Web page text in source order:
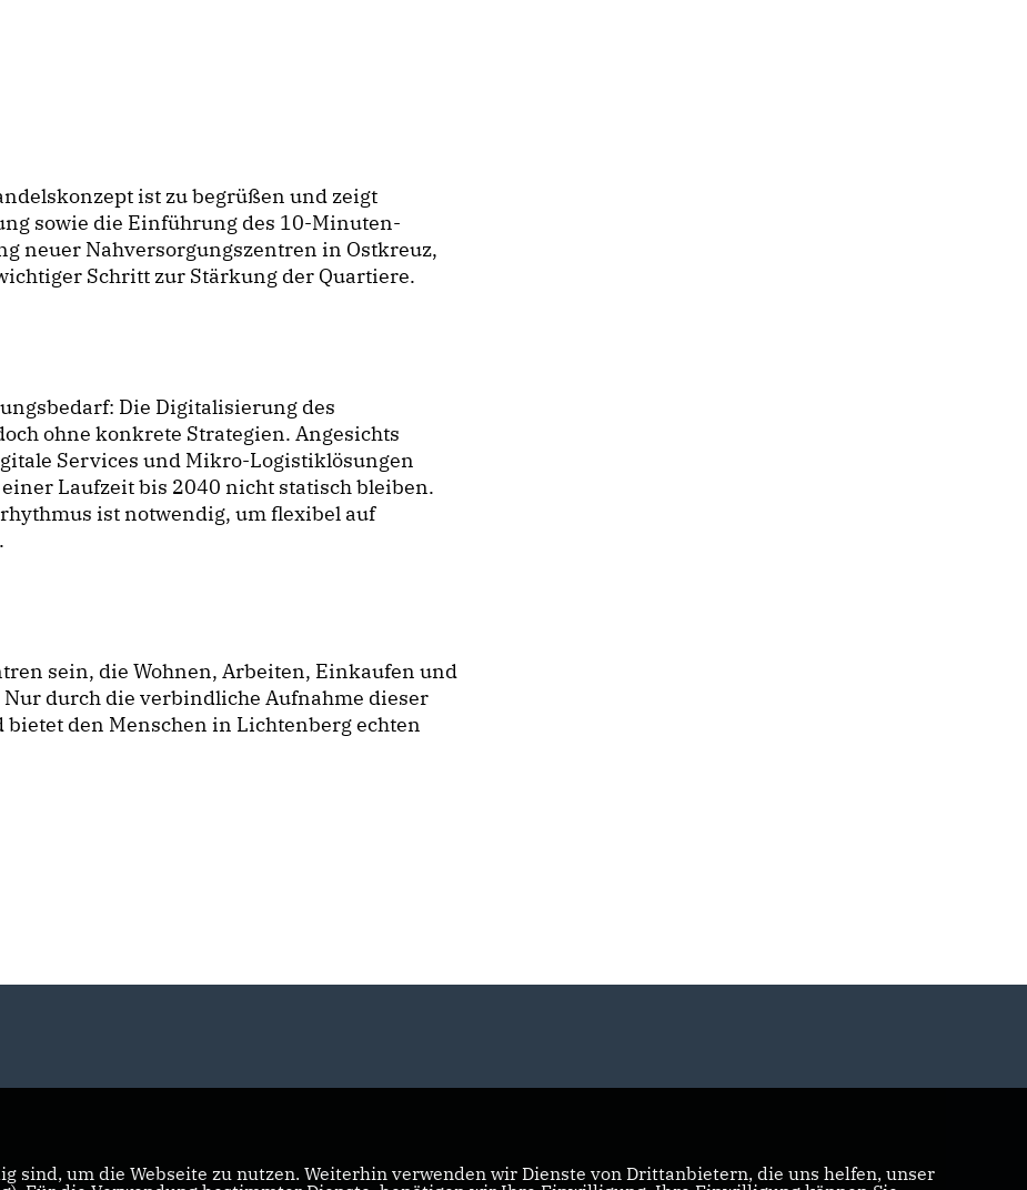
ist zu begrüßen und zeigt
sowie die Einführung des 10-Minuten-
neuer Nahversorgungszentren in Ostkreuz,
Schritt zur Stärkung der Quartiere.
Die Digitalisierung des
ohne konkrete Strategien. Angesichts
Services und Mikro-Logistiklösungen
Laufzeit bis 2040 nicht statisch bleiben.
ist notwendig, um flexibel auf
sein, die Wohnen, Arbeiten, Einkaufen und
durch die verbindliche Aufnahme dieser
den Menschen in Lichtenberg echten
sind, um die Webseite zu nutzen. Weiterhin verwenden wir Dienste von Drittanbietern, die uns helfen, unser